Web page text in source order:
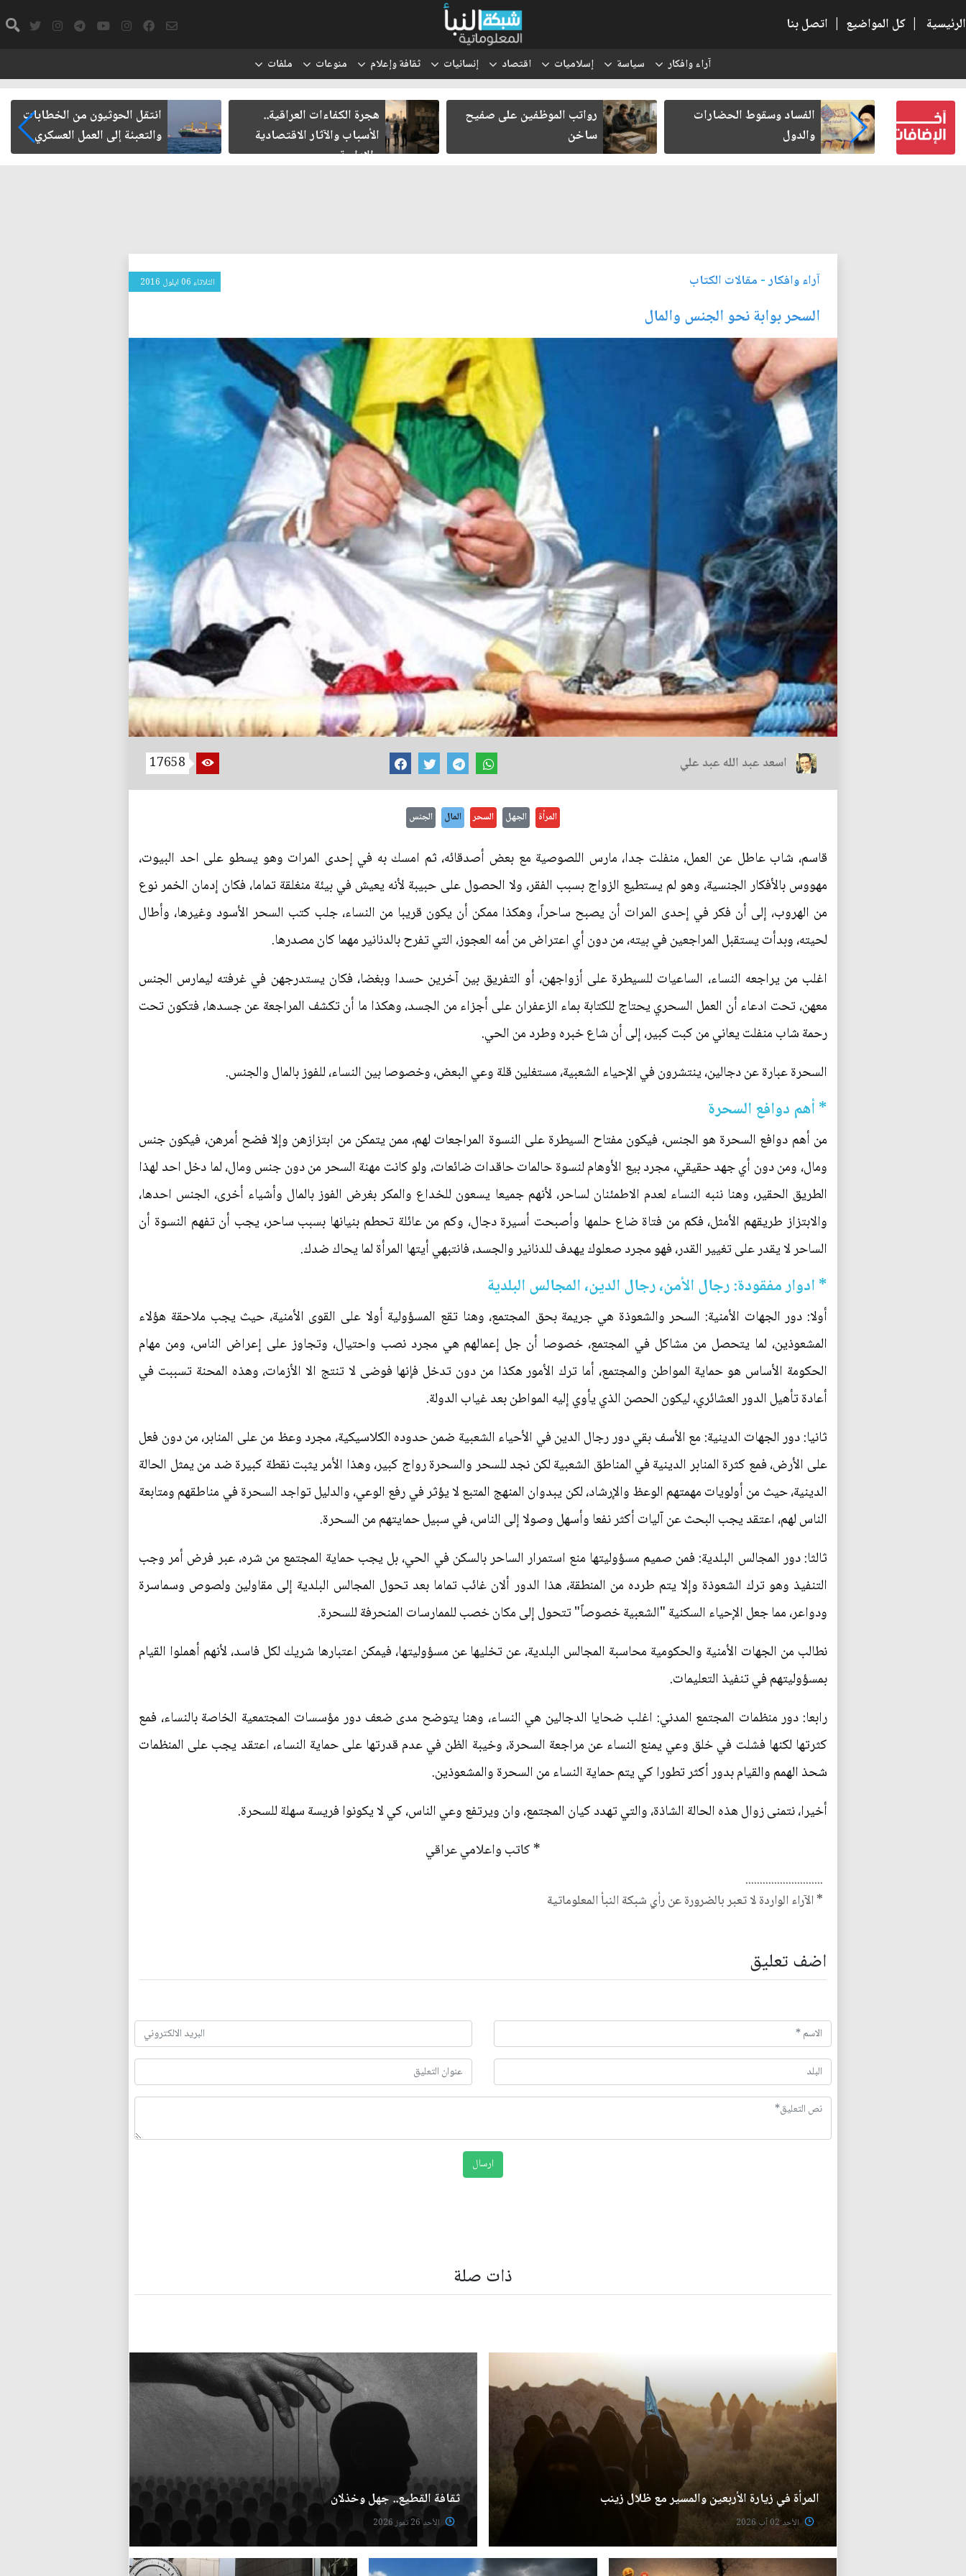
الرئيسية | كل المواضيع | اتصل بنا
آراء وافكار سياسة إسلاميات اقتصاد إنسانيات ثقافة وإعلام منوعات ملفات
كتب لنفسه
الفساد وسقوط الحضارات
والدول
رواتب الموظفين على صفيح
ساخن
هجرة الكفاءات العراقية..
الأسباب والآثار الاقتصادية
والإدارية
انتقل الحوثيون من الخطابات
والتعبئة إلى العمل العسكري
آراء وافكار- مقالات الكتاب الثلاثاء 06 ايلول 2016
السحر بوابة نحو الجنس والمال
اسعد عبد الله عبد علي 17658
المرأة الجهل السحر المال الجنس
قاسم، شاب عاطل عن العمل، منفلت جدا، مارس اللصوصية مع بعض أصدقائه، ثم امسك به في إحدى المرات وهو يسطو على احد البيوت،
مهووس بالأفكار الجنسية، وهو لم يستطيع الزواج بسبب الفقر، ولا الحصول على حبيبة لأنه يعيش في بيئة منغلقة تماما، فكان إدمان الخمر نوع
من الهروب، إلى أن فكر في إحدى المرات أن يصبح ساحراً، وهكذا ممكن أن يكون قريبا من النساء، جلب كتب السحر الأسود وغيرها، وأطال
لحيته، وبدأت يستقبل المراجعين في بيته، من دون أي اعتراض من أمه العجوز، التي تفرح بالدنانير مهما كان مصدرها.
اغلب من يراجعه النساء، الساعيات للسيطرة على أزواجهن، أو التفريق بين آخرين حسدا وبغضا، فكان يستدرجهن في غرفته ليمارس الجنس
معهن، تحت ادعاء أن العمل السحري يحتاج للكتابة بماء الزعفران على أجزاء من الجسد، وهكذا ما أن تكشف المراجعة عن جسدها، فتكون تحت
رحمة شاب منفلت يعاني من كبت كبير، إلى أن شاع خبره وطرد من الحي.
السحرة عبارة عن دجالين، ينتشرون في الإحياء الشعبية، مستغلين قلة وعي البعض، وخصوصا بين النساء، للفوز بالمال والجنس.
* أهم دوافع السحرة
من أهم دوافع السحرة هو الجنس، فيكون مفتاح السيطرة على النسوة المراجعات لهم، ممن يتمكن من ابتزازهن وإلا فضح أمرهن، فيكون جنس
ومال، ومن دون أي جهد حقيقي، مجرد بيع الأوهام لنسوة حالمات حاقدات ضائعات، ولو كانت مهنة السحر من دون جنس ومال، لما دخل احد لهذا
الطريق الحقير، وهنا ننبه النساء لعدم الاطمئنان لساحر، لأنهم جميعا يسعون للخداع والمكر بغرض الفوز بالمال وأشياء أخرى، الجنس احدها،
والابتزاز طريقهم الأمثل، فكم من فتاة ضاع حلمها وأصبحت أسيرة دجال، وكم من عائلة تحطم بنيانها بسبب ساحر، يجب أن تفهم النسوة أن
الساحر لا يقدر على تغيير القدر، فهو مجرد صعلوك يهدف للدنانير والجسد، فانتبهي أيتها المرأة لما يحاك ضدك.
* ادوار مفقودة: رجال الأمن، رجال الدين، المجالس البلدية
أولا: دور الجهات الأمنية: السحر والشعوذة هي جريمة بحق المجتمع، وهنا تقع المسؤولية أولا على القوى الأمنية، حيث يجب ملاحقة هؤلاء
المشعوذين، لما يتحصل من مشاكل في المجتمع، خصوصا أن جل إعمالهم هي مجرد نصب واحتيال، وتجاوز على إعراض الناس، ومن مهام
الحكومة الأساس هو حماية المواطن والمجتمع، أما ترك الأمور هكذا من دون تدخل فإنها فوضى لا تنتج الا الأزمات، وهذه المحنة تسببت في
أعادة تأهيل الدور العشائري، ليكون الحصن الذي يأوي إليه المواطن بعد غياب الدولة.
ثانيا: دور الجهات الدينية: مع الأسف بقي دور رجال الدين في الأحياء الشعبية ضمن حدوده الكلاسيكية، مجرد وعظ من على المنابر، من دون فعل
على الأرض، فمع كثرة المنابر الدينية في المناطق الشعبية لكن نجد للسحر والسحرة رواج كبير، وهذا الأمر يثبت نقطة كبيرة ضد من يمثل الحالة
الدينية، حيث من أولويات مهمتهم الوعظ والإرشاد، لكن يبدوان المنهج المتبع لا يؤثر في رفع الوعي، والدليل تواجد السحرة في مناطقهم ومتابعة
الناس لهم، اعتقد يجب البحث عن آليات أكثر نفعا وأسهل وصولا إلى الناس، في سبيل حمايتهم من السحرة.
ثالثا: دور المجالس البلدية: فمن صميم مسؤوليتها منع استمرار الساحر بالسكن في الحي، بل يجب حماية المجتمع من شره، عبر فرض أمر وجب
التنفيذ وهو ترك الشعوذة وإلا يتم طرده من المنطقة، هذا الدور ألان غائب تماما بعد تحول المجالس البلدية إلى مقاولين ولصوص وسماسرة
ودواعر، مما جعل الإحياء السكنية "الشعبية خصوصاً" تتحول إلى مكان خصب للممارسات المنحرفة للسحرة.
نطالب من الجهات الأمنية والحكومية محاسبة المجالس البلدية، عن تخليها عن مسؤوليتها، فيمكن اعتبارها شريك لكل فاسد، لأنهم أهملوا القيام
بمسؤوليتهم في تنفيذ التعليمات.
رابعا: دور منظمات المجتمع المدني: اغلب ضحايا الدجالين هي النساء، وهنا يتوضح مدى ضعف دور مؤسسات المجتمعية الخاصة بالنساء، فمع
كثرتها لكنها فشلت في خلق وعي يمنع النساء عن مراجعة السحرة، وخيبة الظن في عدم قدرتها على حماية النساء، اعتقد يجب على المنظمات
شحذ الهمم والقيام بدور أكثر تطورا كي يتم حماية النساء من السحرة والمشعوذين.
أخيرا، نتمنى زوال هذه الحالة الشاذة، والتي تهدد كيان المجتمع، وان ويرتفع وعي الناس، كي لا يكونوا فريسة سهلة للسحرة.
* كاتب واعلامي عراقي
...........................
* الآراء الواردة لا تعبر بالضرورة عن رأي شبكة النبأ المعلوماتية
اضف تعليق
ذات صلة
المرأة في زيارة الأربعين والمسير مع ظلال زينب
الأحد 02 آب 2026
ثقافة القطيع.. جهل وخذلان
الأحد 26 تموز 2026